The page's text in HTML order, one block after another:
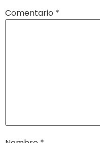
Comentario *